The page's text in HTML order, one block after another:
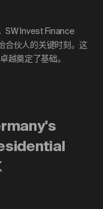
SW Invest Finance
合伙人的关键时刻。这
越奠定了基础。